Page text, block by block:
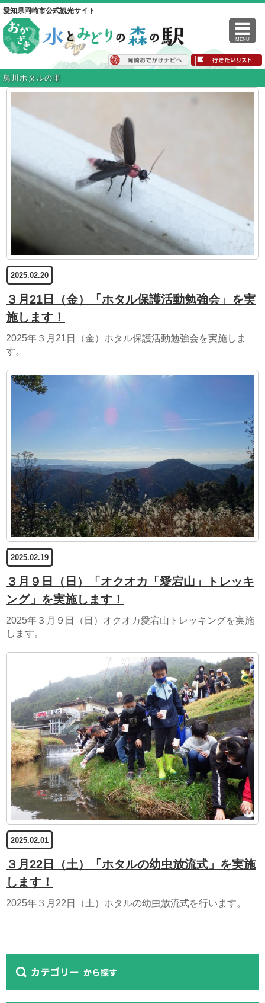
愛知県岡崎市公式観光サイト
MENU
鳥川ホタルの里
2025.02.20
３月21日（金）「ホタル保護活動勉強会」を実
施します！
2025年３月21日（金）ホタル保護活動勉強会を実施しま
す。
2025.02.19
３月９日（日）「オクオカ「愛宕山」トレッキ
ング」を実施します！
2025年３月９日（日）オクオカ愛宕山トレッキングを実施
します。
2025.02.01
３月22日（土）「ホタルの幼虫放流式」を実施
します！
2025年３月22日（土）ホタルの幼虫放流式を行います。